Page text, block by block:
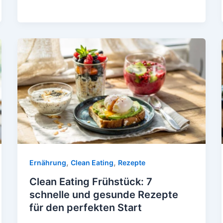
den
ganzen
Tag
Ernährung, Clean Eating, Rezepte
Clean Eating Frühstück: 7
schnelle und gesunde Rezepte
für den perfekten Start